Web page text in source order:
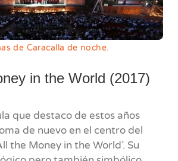
de Caracalla de noche.
in the World (2017)
que destaco de estos años
de nuevo en el centro del
the Money in the World’. Su